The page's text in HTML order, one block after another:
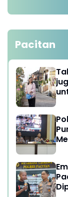
Pacitan